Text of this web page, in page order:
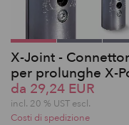
X-Joint -
per prolunghe X-
da 29,24 EUR
incl. 20 % UST escl.
Costi di spedizione